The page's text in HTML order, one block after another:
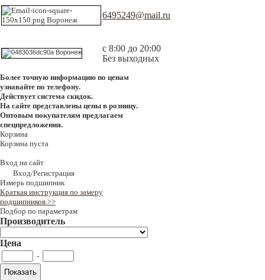
6495249@mail.ru
с 8:00 до 20:00
Без выходных
Более точную информацию по ценам
узнавайте по телефону.
Действует система скидок.
На сайте представлены цены в розницу.
Оптовым покупателям предлагаем
спецпредложения.
Корзина
Корзина пуста
Вход на сайт
Вход/Регистрация
Измерь подшипник
Краткая инструкция по замеру
подшипников >>
Подбор по параметрам
Производитель
Цена
-